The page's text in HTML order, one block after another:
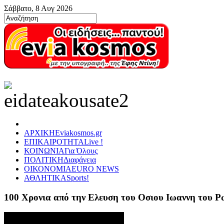
Σάββατο, 8 Αυγ 2026
ΑΡΧΙΚΗEviakosmos.gr
ΕΠΙΚΑΙΡΟΤΗΤΑLive !
ΚΟΙΝΩΝΙΑΓια Όλους
ΠΟΛΙΤΙΚΗΔιαφάνεια
ΟΙΚΟΝΟΜΙΑEURO NEWS
ΑΘΛΗΤΙΚΑSports!
100 Χρονια από την Ελευση του Οσιου Ιωαννη του